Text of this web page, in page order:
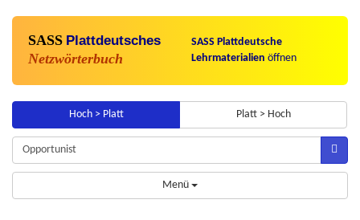
SASS Plattdeutsches
Netzwörterbuch
SASS Plattdeutsche
Lehrmaterialien öffnen
Hoch > Platt Platt > Hoch
Menü